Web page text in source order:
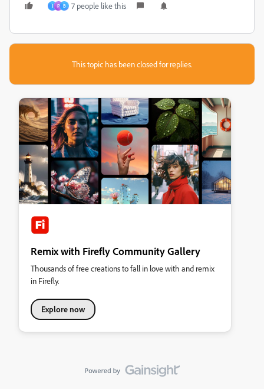
J P B 7 people like this
This topic has been closed for replies.
Remix with Firefly Community Gallery
Thousands of free creations to fall in love with and remix
in Firefly.
Explore now